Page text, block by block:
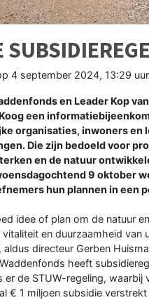
4 september 2024, 13:29 uur
en Leader Kop
een
organisaties, inwoners en
Die zijn bedoeld voor
en de natuur
9 oktober
hun plannen in een
idee of plan om de natuur
vitaliteit en duurzaamheid
aldus directeur Gerben
heeft
er de STUW-regeling,
€ 1 miljoen subsidie